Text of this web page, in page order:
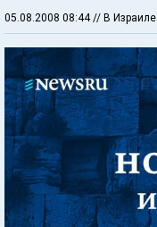
05.08.2008 08:44// В Израиле